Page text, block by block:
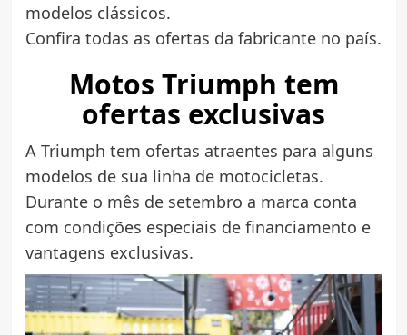
modelos clássicos.
Confira todas as ofertas da fabricante no país.
Motos Triumph tem
ofertas exclusivas
A Triumph tem ofertas atraentes para alguns
modelos de sua linha de motocicletas.
Durante o mês de setembro a marca conta
com condições especiais de financiamento e
vantagens exclusivas.